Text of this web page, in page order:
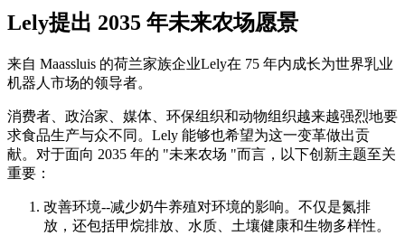
Lely提出 2035 年未来农场愿景
来自 Maassluis 的荷兰家族企业Lely在 75 年内成长为世界乳业
机器人市场的领导者。
消费者、政治家、媒体、环保组织和动物组织越来越强烈地要
求食品生产与众不同。Lely 能够也希望为这一变革做出贡
献。对于面向 2035 年的 "未来农场 "而言，以下创新主题至关
重要：
改善环境--减少奶牛养殖对环境的影响。不仅是氮排
放，还包括甲烷排放、水质、土壤健康和生物多样性。